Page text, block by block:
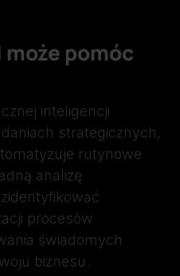
pomóc
inteligencji
strategicznych,
rutynowe
analizę
procesów
świadomych
biznesu.